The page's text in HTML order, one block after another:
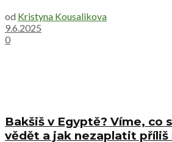
od Kristyna Kousalikova
9.6.2025
0
Bakšiš v Egyptě? Víme, co
vědět a jak nezaplatit příliš